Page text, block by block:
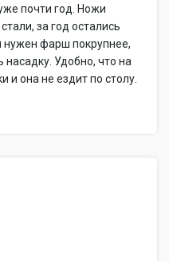
почти год. Ножи
за год остались
нужен фарш покрупнее,
Удобно, что на
и она не ездит по столу.